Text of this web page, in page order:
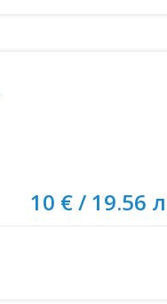
10 € / 19.56